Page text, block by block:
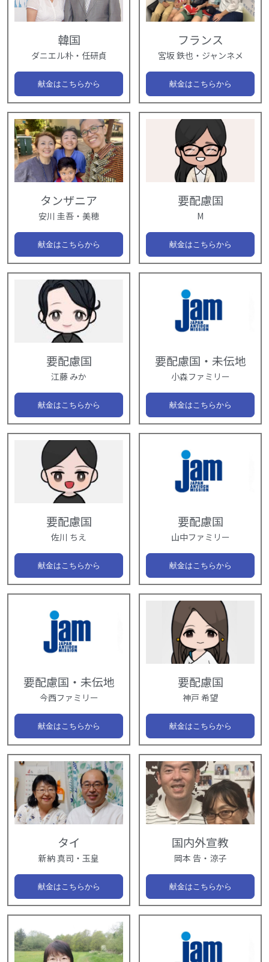
韓国
ダニエル朴・任研貞
献金はこちらから
フランス
宮坂 鉄也・ジャンネメ
献金はこちらから
タンザニア
安川 圭吾・美穂
献金はこちらから
要配慮国
M
献金はこちらから
要配慮国
江藤 みか
献金はこちらから
要配慮国・未伝地
小森ファミリー
献金はこちらから
要配慮国
佐川 ちえ
献金はこちらから
要配慮国
山中ファミリー
献金はこちらから
要配慮国・未伝地
今西ファミリー
献金はこちらから
要配慮国
神戸 希望
献金はこちらから
タイ
新納 真司・玉皇
献金はこちらから
国内外宣教
岡本 告・涼子
献金はこちらから